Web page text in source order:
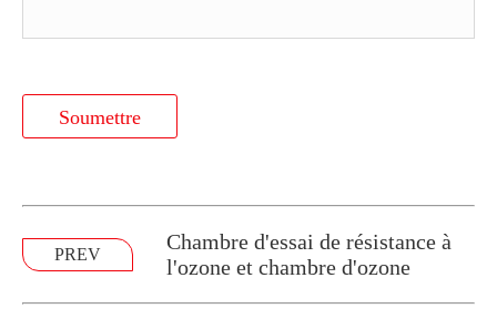
Soumettre
PREV
Chambre d'essai de résistance à
l'ozone et chambre d'ozone